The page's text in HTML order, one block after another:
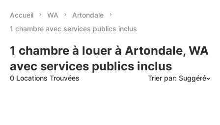
Accueil WA
Artondale
1 chambre avec services publics inclus
1 chambre à louer à Artondale, WA
avec services publics inclus
0 Locations Trouvées Trier par: Suggéré